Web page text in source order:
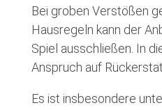
Bei groben Verstößen
Hausregeln kann der
Spiel ausschließen. In
Anspruch auf
Es ist insbesondere